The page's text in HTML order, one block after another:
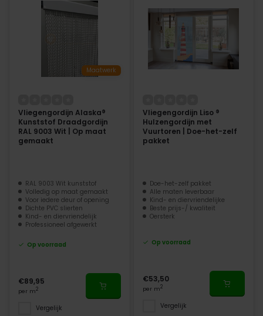
Maatwerk
Vliegengordijn Alaska®
Kunststof Draadgordijn
RAL 9003 Wit | Op maat
gemaakt
RAL 9003 Wit kunststof
Volledig op maat gemaakt
Voor iedere deur of opening
Dichte PVC slierten
Kind- en diervriendelijk
Professioneel afgewerkt
Op voorraad
€89,95
per m2
Vergelijk
Vliegengordijn Liso ®
Hulzengordijn met
Vuurtoren | Doe-het-zelf
pakket
Doe-het-zelf pakket
Alle maten leverbaar
Kind- en diervriendelijke
Beste prijs-/ kwaliteit
Oersterk
Op voorraad
€53,50
per m2
Vergelijk